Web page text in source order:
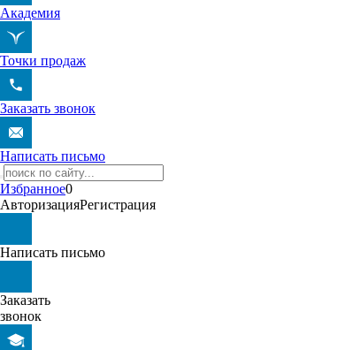
Академия
Точки продаж
Заказать звонок
Написать письмо
Избранное0
АвторизацияРегистрация
Написать письмо
Заказать
звонок